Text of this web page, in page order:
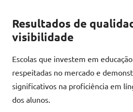
Resultados de
visibilidade
Escolas que investem em
respeitadas no mercado e
significativos na proficiência em
dos alunos.